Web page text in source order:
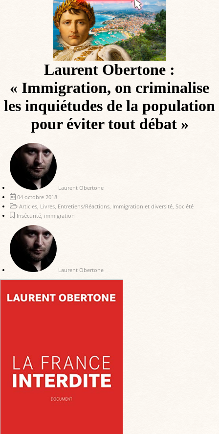
Laurent Obertone :
« Immigration, on criminalise
les inquiétudes de la population
pour éviter tout débat »
Laurent Obertone
04 octobre 2018
Articles, Livres, Entretiens/Réactions, Immigration et diversité, Société
Insécurité, immigration
Laurent Obertone